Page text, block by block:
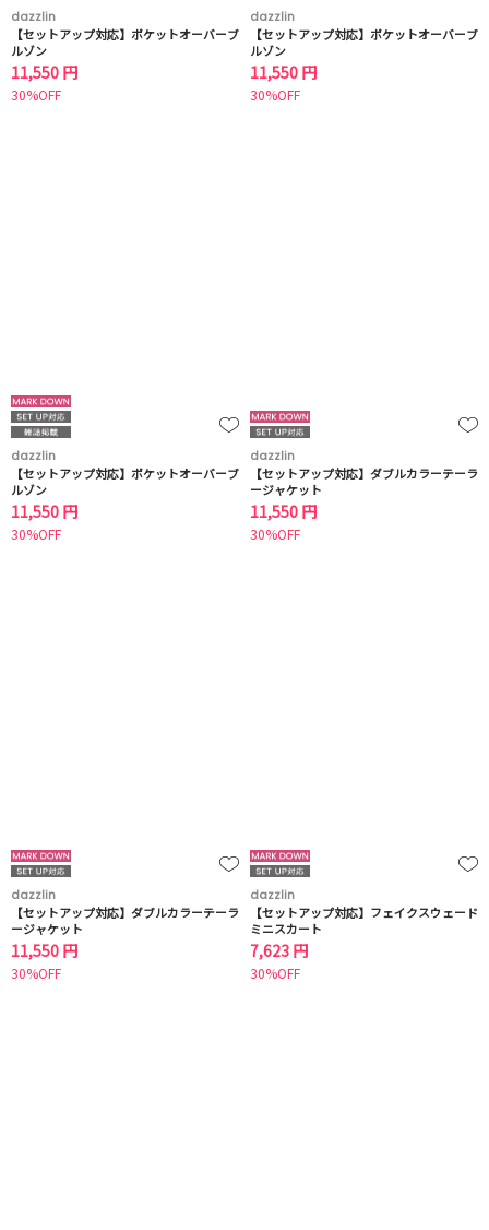
dazzlin
【セットアップ対応】ポケットオーバーブ
ルゾン
11,550 円
30%OFF
dazzlin
【セットアップ対応】ポケットオーバーブ
ルゾン
11,550 円
30%OFF
dazzlin
【セットアップ対応】ポケットオーバーブ
ルゾン
11,550 円
30%OFF
dazzlin
【セットアップ対応】ダブルカラーテーラ
ージャケット
11,550 円
30%OFF
dazzlin
【セットアップ対応】ダブルカラーテーラ
ージャケット
11,550 円
30%OFF
dazzlin
【セットアップ対応】フェイクスウェード
ミニスカート
7,623 円
30%OFF